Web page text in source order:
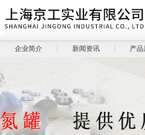
企业简介 新闻资讯 产